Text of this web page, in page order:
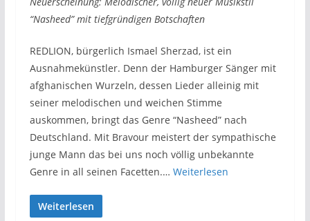
“Nasheed” mit tiefgründigen Botschaften
REDLION, bürgerlich Ismael Sherzad, ist ein
Ausnahmekünstler. Denn der Hamburger Sänger mit
afghanischen Wurzeln, dessen Lieder alleinig mit
seiner melodischen und weichen Stimme
auskommen, bringt das Genre “Nasheed” nach
Deutschland. Mit Bravour meistert der sympathische
junge Mann das bei uns noch völlig unbekannte
Genre in all seinen Facetten.… Weiterlesen
Weiterlesen